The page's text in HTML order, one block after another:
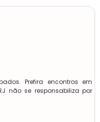
Prefira encontros em
não se responsabiliza por